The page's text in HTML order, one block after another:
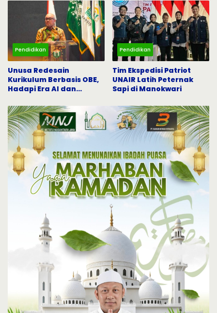
Pendidikan
Unusa Redesain
Kurikulum Berbasis OBE,
Hadapi Era AI dan
Pendidikan
Tim Ekspedisi Patriot
UNAIR Latih Peternak
Sapi di Manokwari